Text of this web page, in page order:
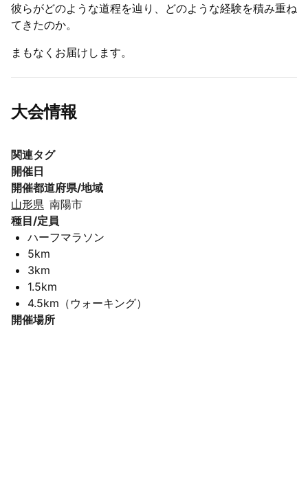
彼らがどのような道程を辿り、どのような経験を積み重ね
てきたのか。
まもなくお届けします。
大会情報
関連タグ
開催日
開催都道府県/地域
山形県 南陽市
種目/定員
ハーフマラソン
5km
3km
1.5km
4.5km（ウォーキング）
開催場所